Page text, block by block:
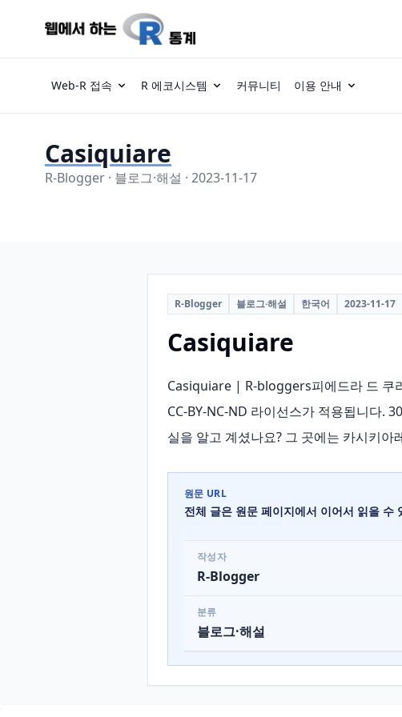
Web-R 접속 R 에코시스템 커뮤니티 이용 안내
Casiquiare
R-Blogger · 블로그·해설 · 2023-11-17
R-Blogger 블로그·해설 한국어 2023-11-17
Casiquiare
Casiquiare | R-bloggers피에드라 드 쿠
CC-BY-NC-ND 라이선스가 적용됩니다.
실을 알고 계셨나요? 그 곳에는 카시키아
원문 URL
전체 글은 원문 페이지에서 이어서 읽을 수
작성자
R-Blogger
분류
블로그·해설